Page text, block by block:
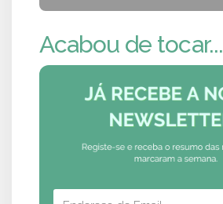
Acabou de tocar...